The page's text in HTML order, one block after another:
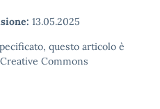
13.05.2025
questo articolo è
Commons